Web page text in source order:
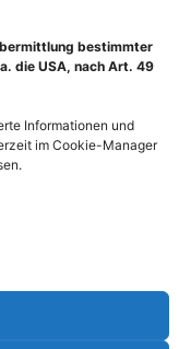
bestimmter
die USA, nach Art. 49
Informationen und
im Cookie-Manager
Die Haut (Derma,
(Oberhaut),
sowie